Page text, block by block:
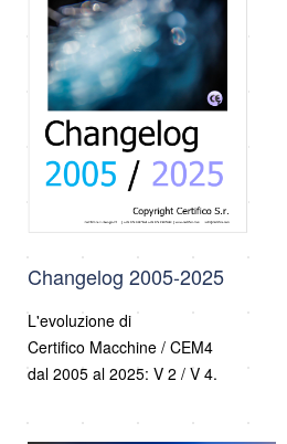
Changelog 2005-2025
L'evoluzione di
Certifico Macchine / CEM4
dal 2005 al 2025: V 2 / V 4.